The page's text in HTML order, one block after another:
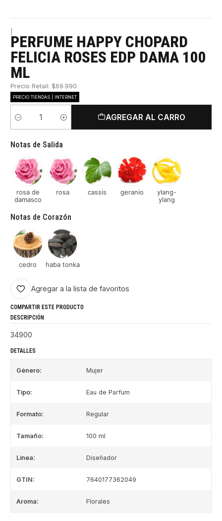
PERFUME HAPPY CHOPARD
FELICIA ROSES EDP DAMA 100
ML
Precio Retail: $69.990
PRECIO TIENDAS | INTERNET
Cantidad
AGREGAR AL CARRO
Notas de Salida
rosa de
damasco
rosa cassis geranio
ylang-
ylang
Notas de Corazón
cedro haba tonka
Agregar a la lista de favoritos
COMPARTIR ESTE PRODUCTO
DESCRIPCIÓN
34900
DETALLES
Género: Mujer
Tipo: Eau de Parfum
Formato: Regular
Tamaño: 100 ml
Linea: Diseñador
GTIN: 7640177362049
Aroma: Florales